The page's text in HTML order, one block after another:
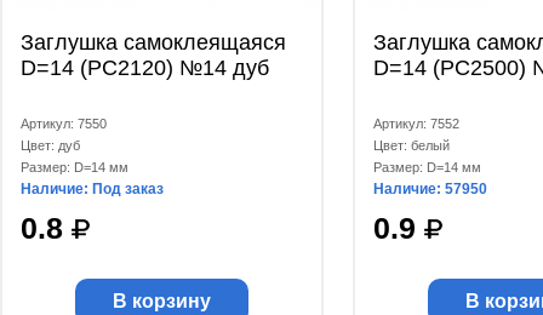
Заглушка самоклеящаяся
D=14 (РС2120) №14 дуб
Артикул: 7550
Цвет: дуб
Размер: D=14 мм
Наличие: Под заказ
0.8
В корзину
Заглушка
D=14 (РС2500)
Артикул: 7552
Цвет: белый
Размер: D=14 мм
Наличие: 57950
0.9
В